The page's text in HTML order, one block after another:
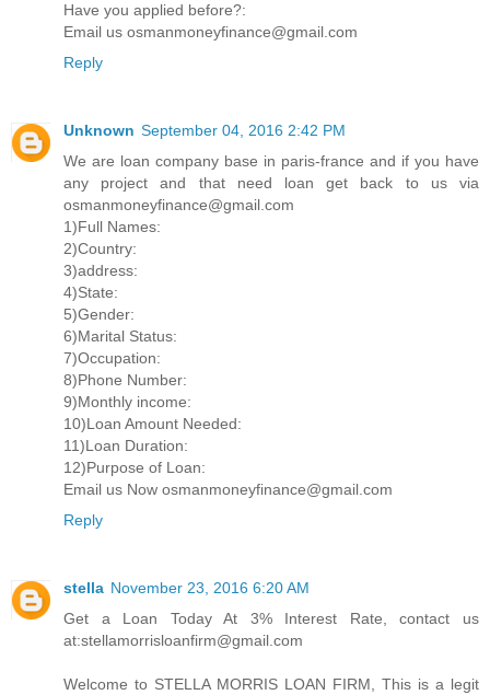
Have you applied before?:
Email us osmanmoneyfinance@gmail.com
Reply
Unknown September 04, 2016 2:42 PM
We are loan company base in paris-france and if you have
any project and that need loan get back to us via
osmanmoneyfinance@gmail.com
1)Full Names:
2)Country:
3)address:
4)State:
5)Gender:
6)Marital Status:
7)Occupation:
8)Phone Number:
9)Monthly income:
10)Loan Amount Needed:
11)Loan Duration:
12)Purpose of Loan:
Email us Now osmanmoneyfinance@gmail.com
Reply
stella November 23, 2016 6:20 AM
Get a Loan Today At 3% Interest Rate, contact us
at:stellamorrisloanfirm@gmail.com
Welcome to STELLA MORRIS LOAN FIRM, This is a legit